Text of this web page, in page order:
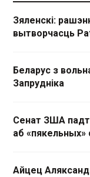
Зяленскі:
вытворчасць
Беларус з
Запрудніка
Сенат ЗША
аб
Айцец